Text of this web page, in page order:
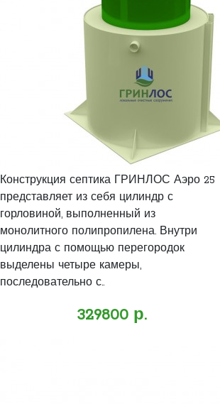
Конструкция септика ГРИНЛОС Аэро 25
представляет из себя цилиндр с
горловиной, выполненный из
монолитного полипропилена. Внутри
цилиндра с помощью перегородок
выделены четыре камеры,
последовательно с..
329800 р.